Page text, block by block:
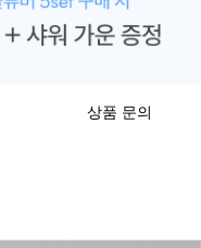
상품 문의